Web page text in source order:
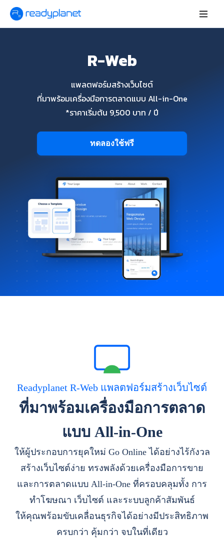
R-Web
แพลตฟอร์มสร้างเว็บไซต์
ที่มาพร้อมเครื่องมือการตลาดแบบ All-in-One
*ราคาเริ่มต้น 9,500 บาท / ปี
ทดลองใช้ฟรี
Readyplanet R-Web แพลตฟอร์มสร้างเว็บไซต์
ที่มาพร้อมเครื่องมือการตลาด
แบบ All-in-One
ให้ผู้ประกอบการยุคใหม่ Go Online ได้อย่างไร้กังวล
สร้างเว็บไซต์ง่าย ทรงพลังด้วยเครื่องมือการขาย
และการตลาดแบบ All-in-One ที่ครอบคลุมทั้ง การ
ทำโฆษณา เว็บไซต์ และระบบลูกค้าสัมพันธ์
ให้คุณพร้อมขับเคลื่อนธุรกิจได้อย่างมีประสิทธิภาพ
ครบกว่า คุ้มกว่า จบในที่เดียว